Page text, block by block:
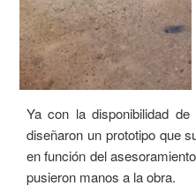
Ya con la disponibilidad
diseñaron un prototipo que
en función del
pusieron manos a la obra.